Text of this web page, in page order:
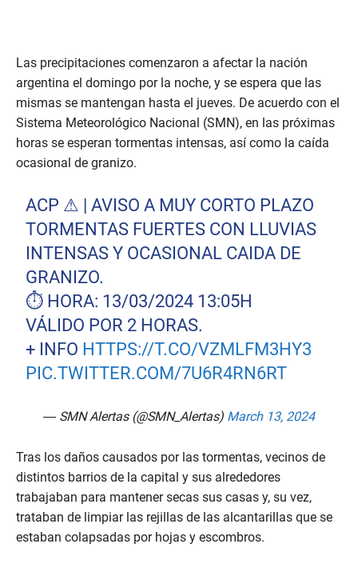
9
s
e
c
o
n
d
Las precipitaciones comenzaron a afectar la nación
argentina el domingo por la noche, y se espera que las
mismas se mantengan hasta el jueves. De acuerdo con el
Sistema Meteorológico Nacional (SMN), en las próximas
horas se esperan tormentas intensas, así como la caída
ocasional de granizo.
ACP ⚠ | AVISO A MUY CORTO PLAZO
TORMENTAS FUERTES CON LLUVIAS
INTENSAS Y OCASIONAL CAIDA DE
GRANIZO.
⏱️ HORA: 13/03/2024 13:05H
VÁLIDO POR 2 HORAS.
+ INFO HTTPS://T.CO/VZMLFM3HY3
PIC.TWITTER.COM/7U6R4RN6RT
— SMN Alertas (@SMN_Alertas) March 13, 2024
Tras los daños causados por las tormentas, vecinos de
distintos barrios de la capital y sus alrededores
trabajaban para mantener secas sus casas y, su vez,
trataban de limpiar las rejillas de las alcantarillas que se
estaban colapsadas por hojas y escombros.